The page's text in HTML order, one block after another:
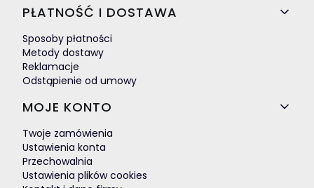
PŁATNOŚĆ I DOSTAWA
Sposoby płatności
Metody dostawy
Reklamacje
Odstąpienie od umowy
MOJE KONTO
Twoje zamówienia
Ustawienia konta
Przechowalnia
Ustawienia plików cookies